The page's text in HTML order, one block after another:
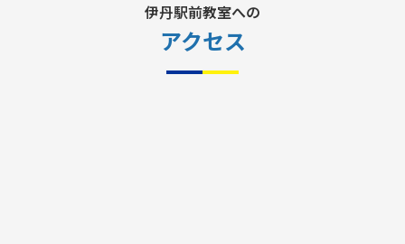
伊丹駅前教室への
アクセス